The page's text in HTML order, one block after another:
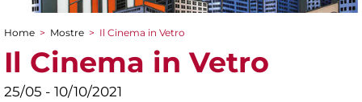
Tu sei qui
Home > Mostre > Il Cinema in Vetro
Il Cinema in Vetro
25/05 - 10/10/2021